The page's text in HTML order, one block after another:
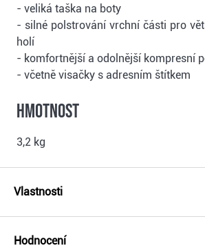
- veliká taška na boty
- silné polstrování vrchní části pro
holí
- komfortnější a odolnější kompresní
- včetně visačky s adresním štítkem
Hmotnost
3,2 kg
Vlastnosti
Hodnocení